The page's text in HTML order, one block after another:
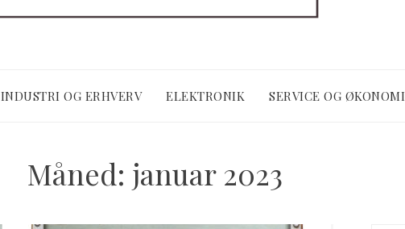
INDUSTRI OG ERHVERV ELEKTRONIK SERVICE OG ØKONOMI
Måned: januar 2023